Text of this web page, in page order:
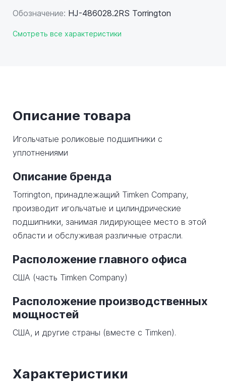
Обозначение: HJ-486028.2RS Torrington
Смотреть все характеристики
Описание товара
Игольчатые роликовые подшипники с
уплотнениями
Описание бренда
Torrington, принадлежащий Timken Company,
производит игольчатые и цилиндрические
подшипники, занимая лидирующее место в этой
области и обслуживая различные отрасли.
Расположение главного офиса
США (часть Timken Company)
Расположение производственных
мощностей
США, и другие страны (вместе с Timken).
Характеристики